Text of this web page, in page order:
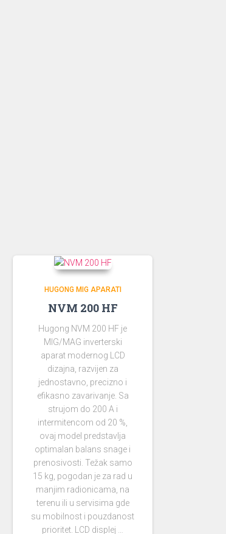
HUGONG MIG APARATI
NVM 200 HF
Hugong NVM 200 HF je
MIG/MAG inverterski
aparat modernog LCD
dizajna, razvijen za
jednostavno, precizno i
efikasno zavarivanje. Sa
strujom do 200 A i
intermitencom od 20 %,
ovaj model predstavlja
optimalan balans snage i
prenosivosti. Težak samo
15 kg, pogodan je za rad u
manjim radionicama, na
terenu ili u servisima gde
su mobilnost i pouzdanost
prioritet. LCD displej …